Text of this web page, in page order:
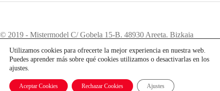
© 2019 - Mistermodel C/ Gobela 15-B. 48930 Areeta. Bizkaia
Teléfono:
94 405 83 12 . e-mail: info@mistermodel.com
Utilizamos cookies para ofrecerte la mejor experiencia en nuestra web.
Puedes aprender más sobre qué cookies utilizamos o desactivarlas en los
ajustes.
Aceptar Cookies Rechazar Cookies Ajustes